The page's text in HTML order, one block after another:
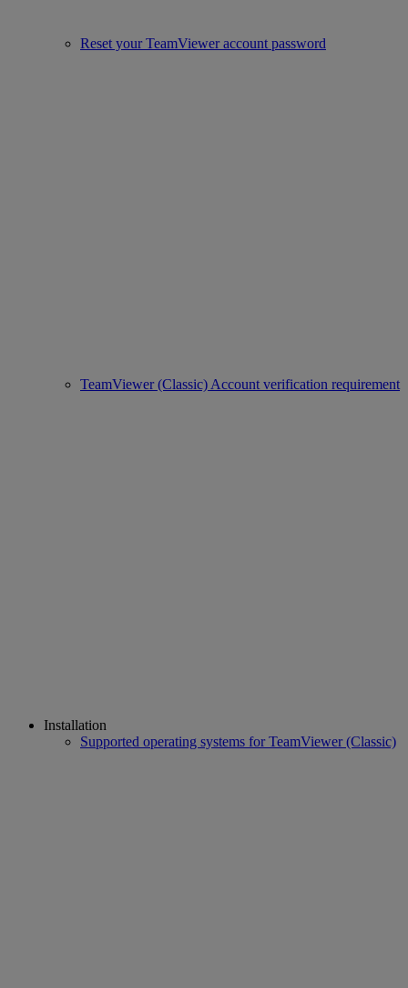
Reset your TeamViewer account password
TeamViewer (Classic) Account verification requirement
Installation
Supported operating systems for TeamViewer (Classic)